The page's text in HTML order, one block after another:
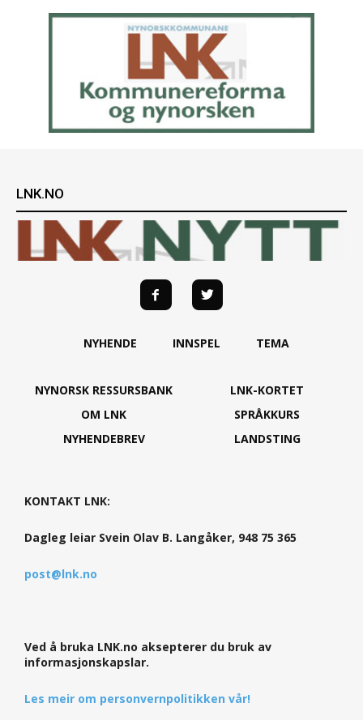
LNK.NO
NYHENDE INNSPEL TEMA
NYNORSK RESSURSBANK
OM LNK
NYHENDEBREV
LNK-KORTET
SPRÅKKURS
LANDSTING
KONTAKT LNK:
Dagleg leiar Svein Olav B. Langåker, 948 75 365
post@lnk.no
Ved å bruka LNK.no aksepterer du bruk av
informasjonskapslar.
Les meir om personvernpolitikken vår!